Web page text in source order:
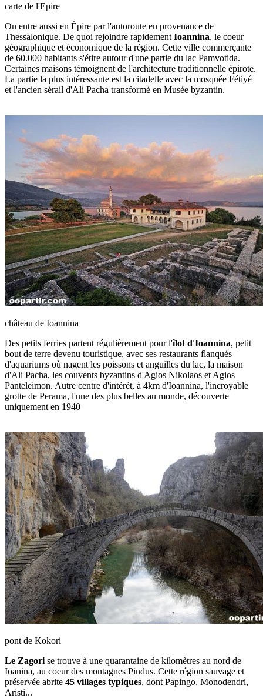
carte de l'Epire
On entre aussi en Épire par l'autoroute en provenance de
Thessalonique. De quoi rejoindre rapidement Ioannina, le coeur
géographique et économique de la région. Cette ville commerçante
de 60.000 habitants s'étire autour d'une partie du lac Pamvotida.
Certaines maisons témoignent de l'architecture traditionnelle épirote.
La partie la plus intéressante est la citadelle avec la mosquée Fétiyé
et l'ancien sérail d'Ali Pacha transformé en Musée byzantin.
château de Ioannina
Des petits ferries partent régulièrement pour l'îlot d'Ioannina, petit
bout de terre devenu touristique, avec ses restaurants flanqués
d'aquariums où nagent les poissons et anguilles du lac, la maison
d'Ali Pacha, les couvents byzantins d'Agios Nikolaos et Agios
Panteleimon. Autre centre d'intérêt, à 4km d'Ioannina, l'incroyable
grotte de Perama, l'une des plus belles au monde, découverte
uniquement en 1940
pont de Kokori
Le Zagori se trouve à une quarantaine de kilomètres au nord de
Ioanina, au coeur des montagnes Pindus. Cette région sauvage et
préservée abrite 45 villages typiques, dont Papingo, Monodendri,
Aristi...